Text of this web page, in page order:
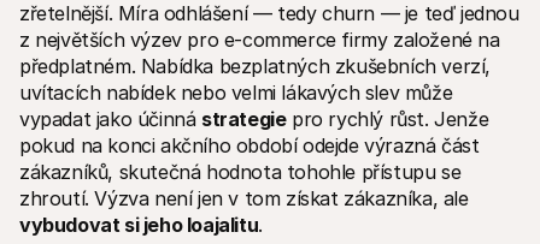
zřetelnější. Míra odhlášení — tedy churn — je teď jednou
z největších výzev pro e-commerce firmy založené na
předplatném. Nabídka bezplatných zkušebních verzí,
uvítacích nabídek nebo velmi lákavých slev může
vypadat jako účinná strategie pro rychlý růst. Jenže
pokud na konci akčního období odejde výrazná část
zákazníků, skutečná hodnota tohohle přístupu se
zhroutí. Výzva není jen v tom získat zákazníka, ale
vybudovat si jeho loajalitu.